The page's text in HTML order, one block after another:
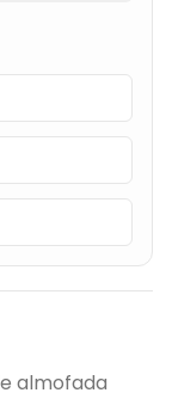
almofada